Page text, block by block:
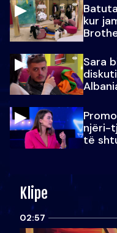
kur
Sara
njëri-
të
Klipe
02:57